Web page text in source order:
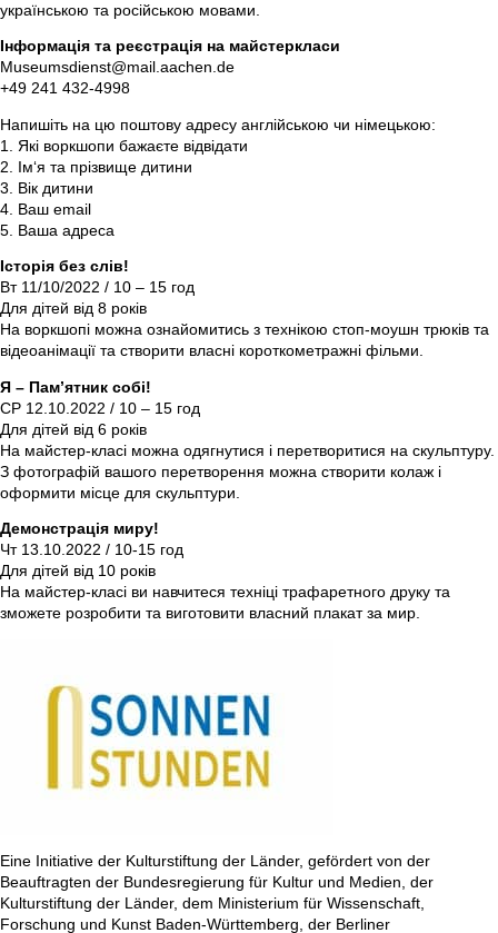
українською та російською мовами.
Інформація та реєстрація на майстеркласи
Museumsdienst@mail.aachen.de
+49 241 432-4998
Напишіть на цю поштову адресу англійською чи німецькою:
1. Які воркшопи бажаєте відвідати
2. Ім‘я та прізвище дитини
3. Вік дитини
4. Ваш email
5. Ваша адреса
Історія без слів!
Вт 11/10/2022 / 10 – 15 год
Для дітей від 8 років
На воркшопі можна ознайомитись з технікою стоп-моушн трюків та
відеоанімації та створити власні короткометражні фільми.
Я – Пам’ятник собі!
СР 12.10.2022 / 10 – 15 год
Для дітей від 6 років
На майстер-класі можна одягнутися і перетворитися на скульптуру.
З фотографій вашого перетворення можна створити колаж і
оформити місце для скульптури.
Демонстрація миру!
Чт 13.10.2022 / 10-15 год
Для дітей від 10 років
На майстер-класі ви навчитеся техніці трафаретного друку та
зможете розробити та виготовити власний плакат за мир.
Eine Initiative der Kulturstiftung der Länder, gefördert von der
Beauftragten der Bundesregierung für Kultur und Medien, der
Kulturstiftung der Länder, dem Ministerium für Wissenschaft,
Forschung und Kunst Baden-Württemberg, der Berliner